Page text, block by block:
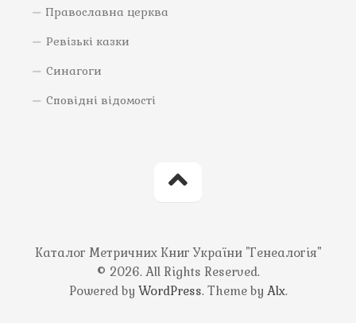
Православна церква
Ревізькі казки
Синагоги
Сповідні відомості
Каталог Метричних Книг України "Генеалогія"
© 2026. All Rights Reserved.
Powered by WordPress. Theme by Alx.